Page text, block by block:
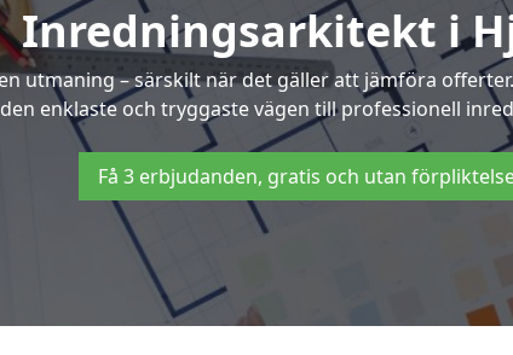
Inredningsarkitekt i
utmaning – särskilt när det gäller att jämföra
enklaste och tryggaste vägen till professionell
Få 3 erbjudanden, gratis och utan